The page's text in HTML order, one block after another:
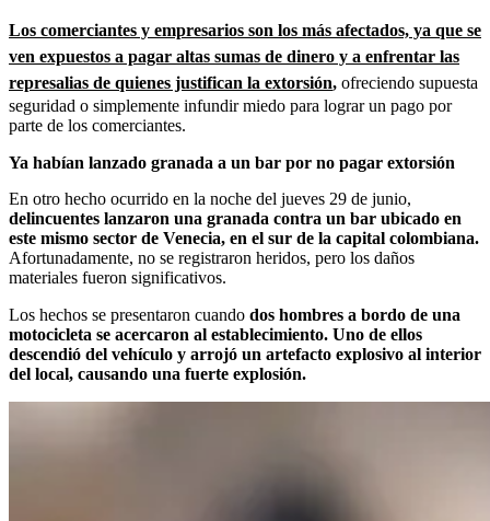
Los comerciantes y empresarios son los más afectados, ya que se
ven expuestos a pagar altas sumas de dinero y a enfrentar las
represalias de quienes justifican la extorsión, ofreciendo supuesta
seguridad o simplemente infundir miedo para lograr un pago por
parte de los comerciantes.
Ya habían lanzado granada a un bar por no pagar extorsión
En otro hecho ocurrido en la noche del jueves 29 de junio,
delincuentes lanzaron una granada contra un bar ubicado en
este mismo sector de Venecia, en el sur de la capital colombiana.
Afortunadamente, no se registraron heridos, pero los daños
materiales fueron significativos.
Los hechos se presentaron cuando dos hombres a bordo de una
motocicleta se acercaron al establecimiento. Uno de ellos
descendió del vehículo y arrojó un artefacto explosivo al interior
del local, causando una fuerte explosión.